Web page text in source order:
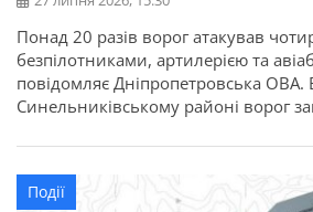
Понад 20 разів ворог атакував
безпілотниками, артилерією та
повідомляє Дніпропетровська ОВА.
Синельниківському районі ворог
громадах. Як повідомляє
прокуратура, уночі в
внаслідок ударів із застосуванням
Події